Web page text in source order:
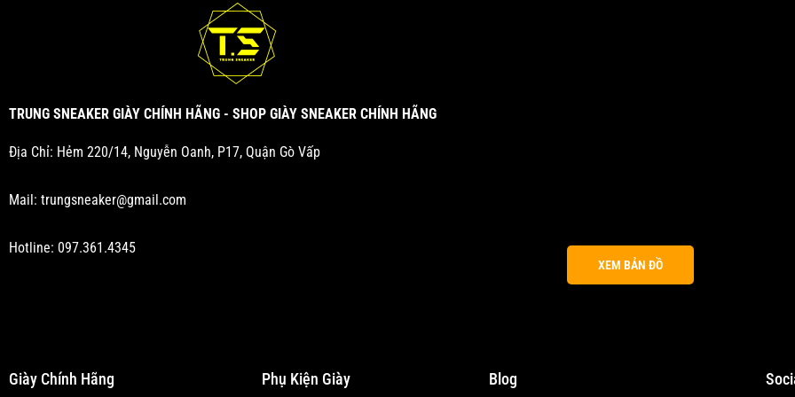
TRUNG SNEAKER GIÀY CHÍNH HÃNG - SHOP GIÀY SNEAKER CHÍNH HÃNG
Địa Chỉ: Hẻm 220/14, Nguyễn Oanh, P17, Quận Gò Vấp
Mail: trungsneaker@gmail.com
Hotline: 097.361.4345
XEM BẢN ĐỒ
Giày Chính Hãng Phụ Kiện Giày Blog